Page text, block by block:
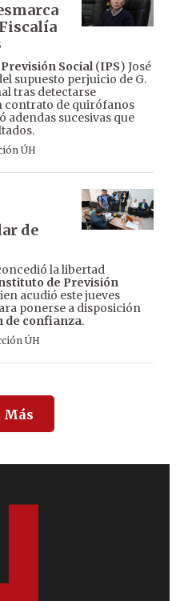
Social(IPS) José
supuesto perjuicio de G.
tras detectarse
contrato de quirófanos
sucesivas que
ÚH
de
la libertad
de Previsión
acudió este jueves
ponerse a disposición
de confianza.
ÚH
Más